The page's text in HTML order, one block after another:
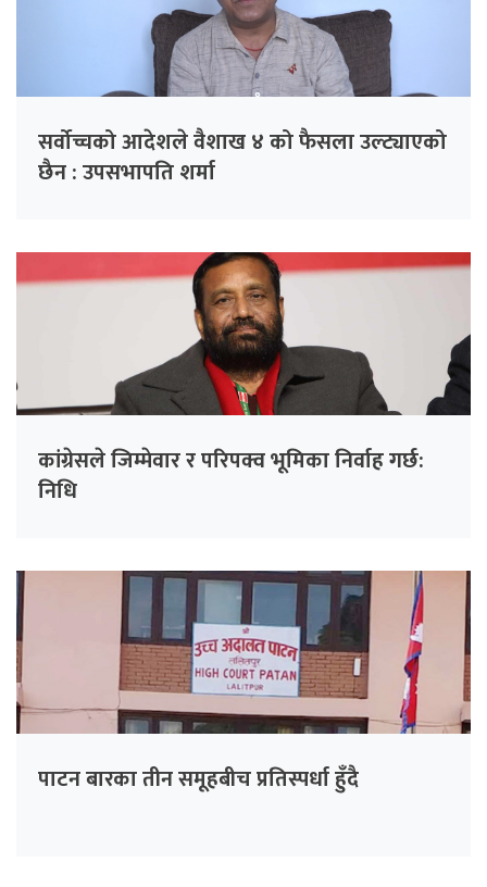
सर्वोच्चको आदेशले वैशाख ४ को फैसला उल्ट्याएको
छैन : उपसभापति शर्मा
कांग्रेसले जिम्मेवार र परिपक्व भूमिका निर्वाह गर्छ:
निधि
पाटन बारका तीन समूहबीच प्रतिस्पर्धा हुँदै